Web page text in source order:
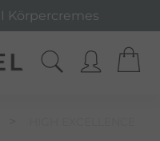
Körpercremes